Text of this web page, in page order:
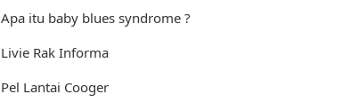
Apa itu baby blues syndrome ?
Livie Rak Informa
Pel Lantai Cooger